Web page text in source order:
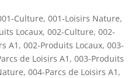
Culture, 001-Loisirs Nature,
Locaux, 002-Culture, 002-
A1 , 002-Produits Locaux, 003-
de Loisirs A1 , 003-Produits
, 004-Parcs de Loisirs A1 ,